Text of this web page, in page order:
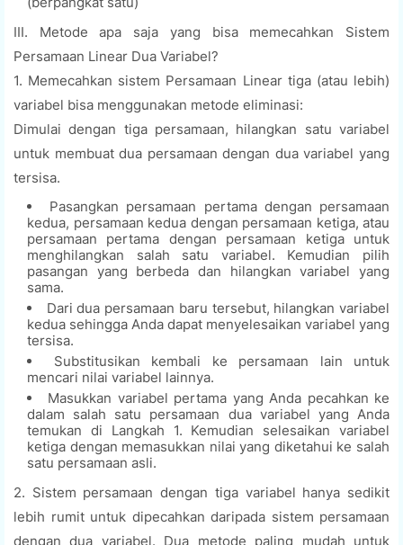
III. Metode apa saja yang bisa memecahkan Sistem
Persamaan Linear Dua Variabel?
1. Memecahkan sistem Persamaan Linear tiga (atau lebih)
variabel bisa menggunakan metode eliminasi:
Dimulai dengan tiga persamaan, hilangkan satu variabel
untuk membuat dua persamaan dengan dua variabel yang
tersisa.
Pasangkan persamaan pertama dengan persamaan
kedua, persamaan kedua dengan persamaan ketiga, atau
persamaan pertama dengan persamaan ketiga untuk
menghilangkan salah satu variabel. Kemudian pilih
pasangan yang berbeda dan hilangkan variabel yang
sama.
Dari dua persamaan baru tersebut, hilangkan variabel
kedua sehingga Anda dapat menyelesaikan variabel yang
tersisa.
Substitusikan kembali ke persamaan lain untuk
mencari nilai variabel lainnya.
Masukkan variabel pertama yang Anda pecahkan ke
dalam salah satu persamaan dua variabel yang Anda
temukan di Langkah 1. Kemudian selesaikan variabel
ketiga dengan memasukkan nilai yang diketahui ke salah
satu persamaan asli.
2. Sistem persamaan dengan tiga variabel hanya sedikit
lebih rumit untuk dipecahkan daripada sistem persamaan
dengan dua variabel. Dua metode paling mudah untuk